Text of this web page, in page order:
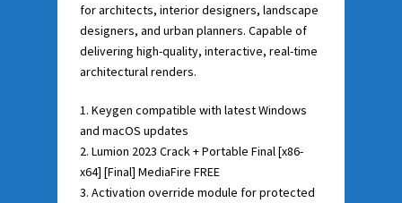
for architects, interior designers, landscape
designers, and urban planners. Capable of
delivering high-quality, interactive, real-time
architectural renders.
Keygen compatible with latest Windows
and macOS updates
Lumion 2023 Crack + Portable Final [x86-
x64] [Final] MediaFire FREE
Activation override module for protected